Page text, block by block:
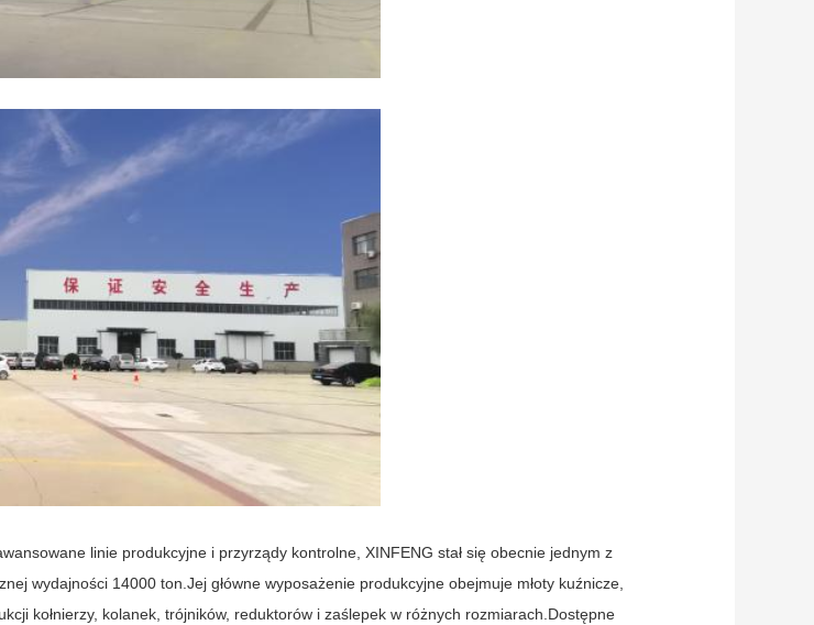
linie produkcyjne i przyrządy kontrolne, XINFENG stał się obecnie jednym z
wydajności 14000 ton.Jej główne wyposażenie produkcyjne obejmuje młoty kuźnicze,
kołnierzy, kolanek, trójników, reduktorów i zaślepek w różnych rozmiarach.Dostępne